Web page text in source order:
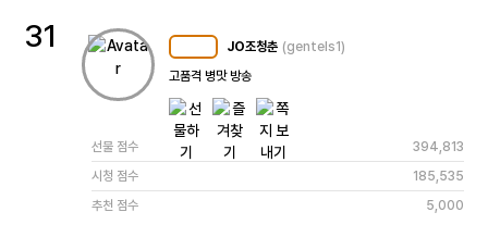
31 JO조청춘 (gentels1)
고품격 병맛 방송
선물 점수
394,813
시청 점수
185,535
추천 점수
5,000